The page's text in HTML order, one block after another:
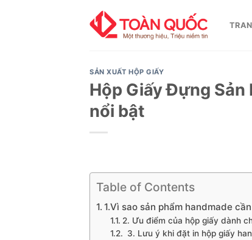
SẢN XUẤT HỘP GIẤY
Hộp Giấy Đựng Sản
nổi bật
Table of Contents
1.Vì sao sản phẩm handmade
2. Ưu điểm của hộp giấy dành
3. Lưu ý khi đặt in hộp giấy